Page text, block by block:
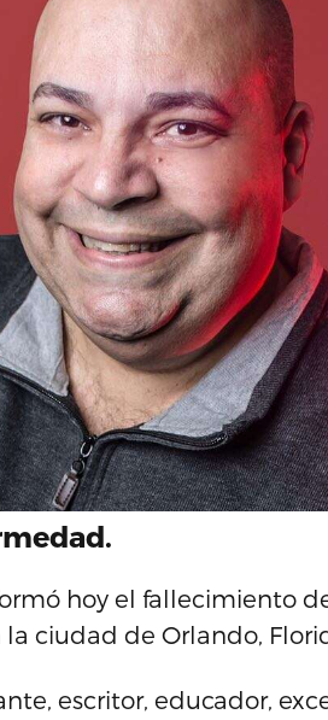
hoy el fallecimiento
ciudad de Orlando,
escritor, educador,